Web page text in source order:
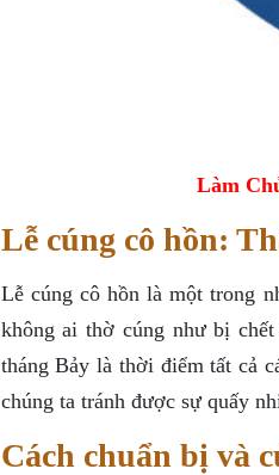
Làm
Lễ cúng cô hồn:
Lễ cúng cô hồn là một trong
không ai thờ cúng như bị
tháng Bảy là thời điểm tất cả
chúng ta tránh được sự quấy
Cách chuẩn bị và